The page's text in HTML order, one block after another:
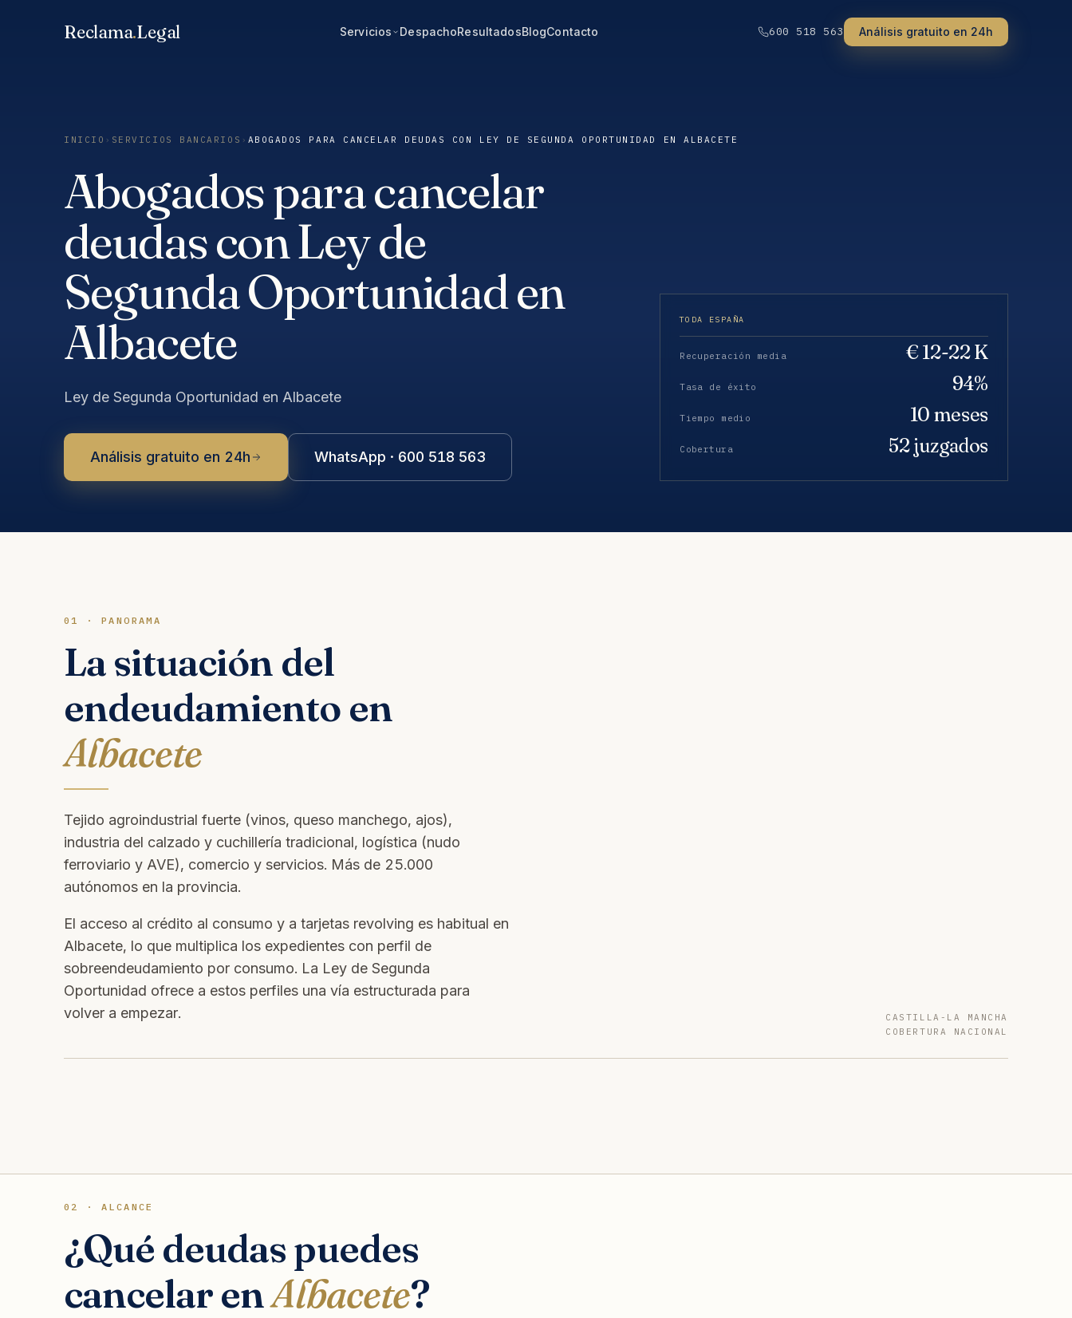
Reclama.Legal Servicios DespachoResultadosBlogContacto 600 518 563 Análisis gratuito en 24h
INICIO › SERVICIOS BANCARIOS › ABOGADOS PARA CANCELAR DEUDAS CON LEY DE SEGUNDA OPORTUNIDAD EN ALBACETE
Abogados para cancelar
deudas con Ley de
Segunda Oportunidad en
Albacete
Ley de Segunda Oportunidad en Albacete
Análisis gratuito en 24h WhatsApp · 600 518 563
TODA ESPAÑA
Recuperación media € 12-22 K
Tasa de éxito 94%
Tiempo medio 10 meses
Cobertura 52 juzgados
01 · PANORAMA
La situación del
endeudamiento en
Albacete
Tejido agroindustrial fuerte (vinos, queso manchego, ajos),
industria del calzado y cuchillería tradicional, logística (nudo
ferroviario y AVE), comercio y servicios. Más de 25.000
autónomos en la provincia.
El acceso al crédito al consumo y a tarjetas revolving es habitual en
Albacete, lo que multiplica los expedientes con perfil de
sobreendeudamiento por consumo. La Ley de Segunda
Oportunidad ofrece a estos perfiles una vía estructurada para
volver a empezar.
CASTILLA-LA MANCHA
COBERTURA NACIONAL
02 · ALCANCE
¿Qué deudas puedes
cancelar enAlbacete?